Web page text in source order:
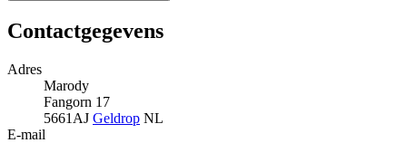
Contactgegevens
Adres
Marody
Fangorn 17
5661AJ Geldrop NL
E-mail